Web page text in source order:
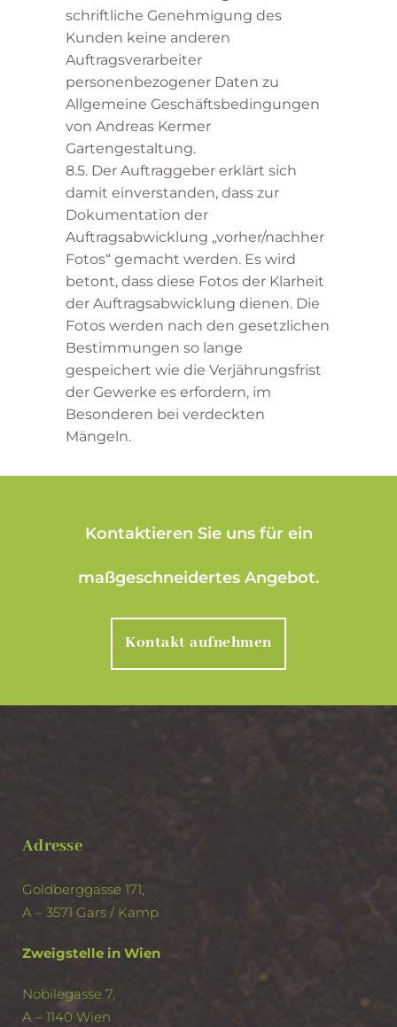
schriftliche Genehmigung des
Kunden keine anderen
Auftragsverarbeiter
personenbezogener Daten zu
Allgemeine Geschäftsbedingungen
von Andreas Kermer
Gartengestaltung.
8.5. Der Auftraggeber erklärt sich
damit einverstanden, dass zur
Dokumentation der
Auftragsabwicklung „vorher/nachher
Fotos“ gemacht werden. Es wird
betont, dass diese Fotos der Klarheit
der Auftragsabwicklung dienen. Die
Fotos werden nach den gesetzlichen
Bestimmungen so lange
gespeichert wie die Verjährungsfrist
der Gewerke es erfordern, im
Besonderen bei verdeckten
Mängeln.
Kontaktieren Sie uns für ein
maßgeschneidertes Angebot.
Kontakt aufnehmen
Adresse
Goldberggasse 171,
A – 3571 Gars / Kamp
Zweigstelle in Wien
Nobilegasse 7,
A – 1140 Wien